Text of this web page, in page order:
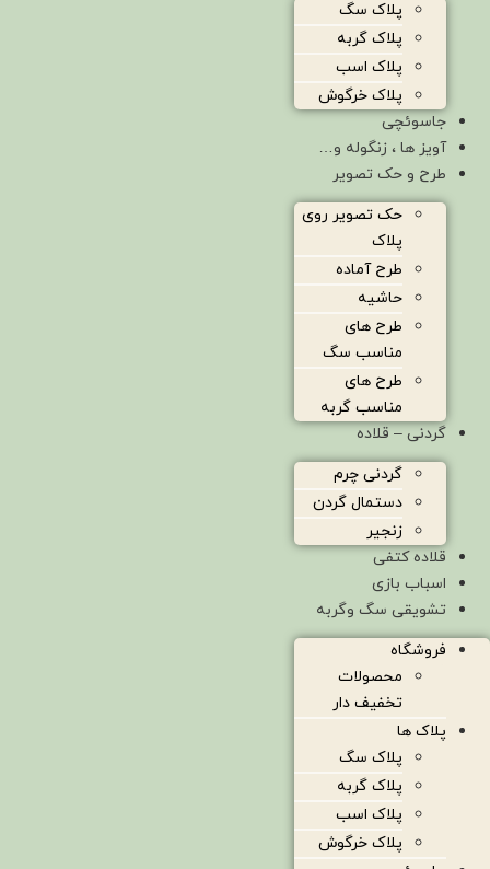
پلاک سگ
پلاک گربه
پلاک اسب
پلاک خرگوش
جاسوئچی
آویز ها ، زنگوله و…
طرح و حک تصویر
حک تصویر روی
پلاک
طرح آماده
حاشیه
طرح های
مناسب سگ
طرح های
مناسب گربه
گردنی – قلاده
گردنی چرم
دستمال گردن
زنجیر
قلاده کتفی
اسباب بازی
تشویقی سگ وگربه
فروشگاه
محصولات
تخفیف دار
پلاک ها
پلاک سگ
پلاک گربه
پلاک اسب
پلاک خرگوش